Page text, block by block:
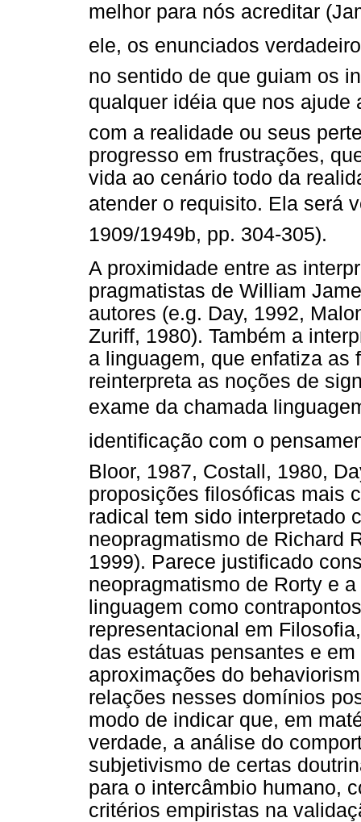
melhor para nós acreditar
ele, os enunciados
no sentido de que guiam os
qualquer idéia que nos
com a realidade ou seus
progresso em frustrações,
vida ao cenário todo da
atender o requisito. Ela será
1909/1949b, pp. 304-305).
A proximidade entre as
pragmatistas de William
autores (e.g. Day, 1992,
Zuriff, 1980). Também a
a linguagem, que enfatiza as
reinterpreta as noções de
exame da chamada
identificação com o
Bloor, 1987, Costall, 1980,
proposições filosóficas mais
radical tem sido interpretado
neopragmatismo de Richard
1999). Parece justificado
neopragmatismo de Rorty e
linguagem como
representacional em
das estátuas pensantes e
aproximações do
relações nesses domínios
modo de indicar que, em
verdade, a análise do
subjetivismo de certas
para o intercâmbio humano,
critérios empiristas na